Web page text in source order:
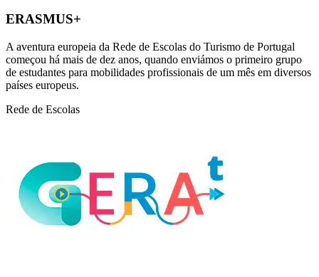
ERASMUS+
A aventura europeia da Rede de Escolas do Turismo de Portugal
começou há mais de dez anos, quando enviámos o primeiro grupo
de estudantes para mobilidades profissionais de um mês em diversos
países europeus.
Rede de Escolas